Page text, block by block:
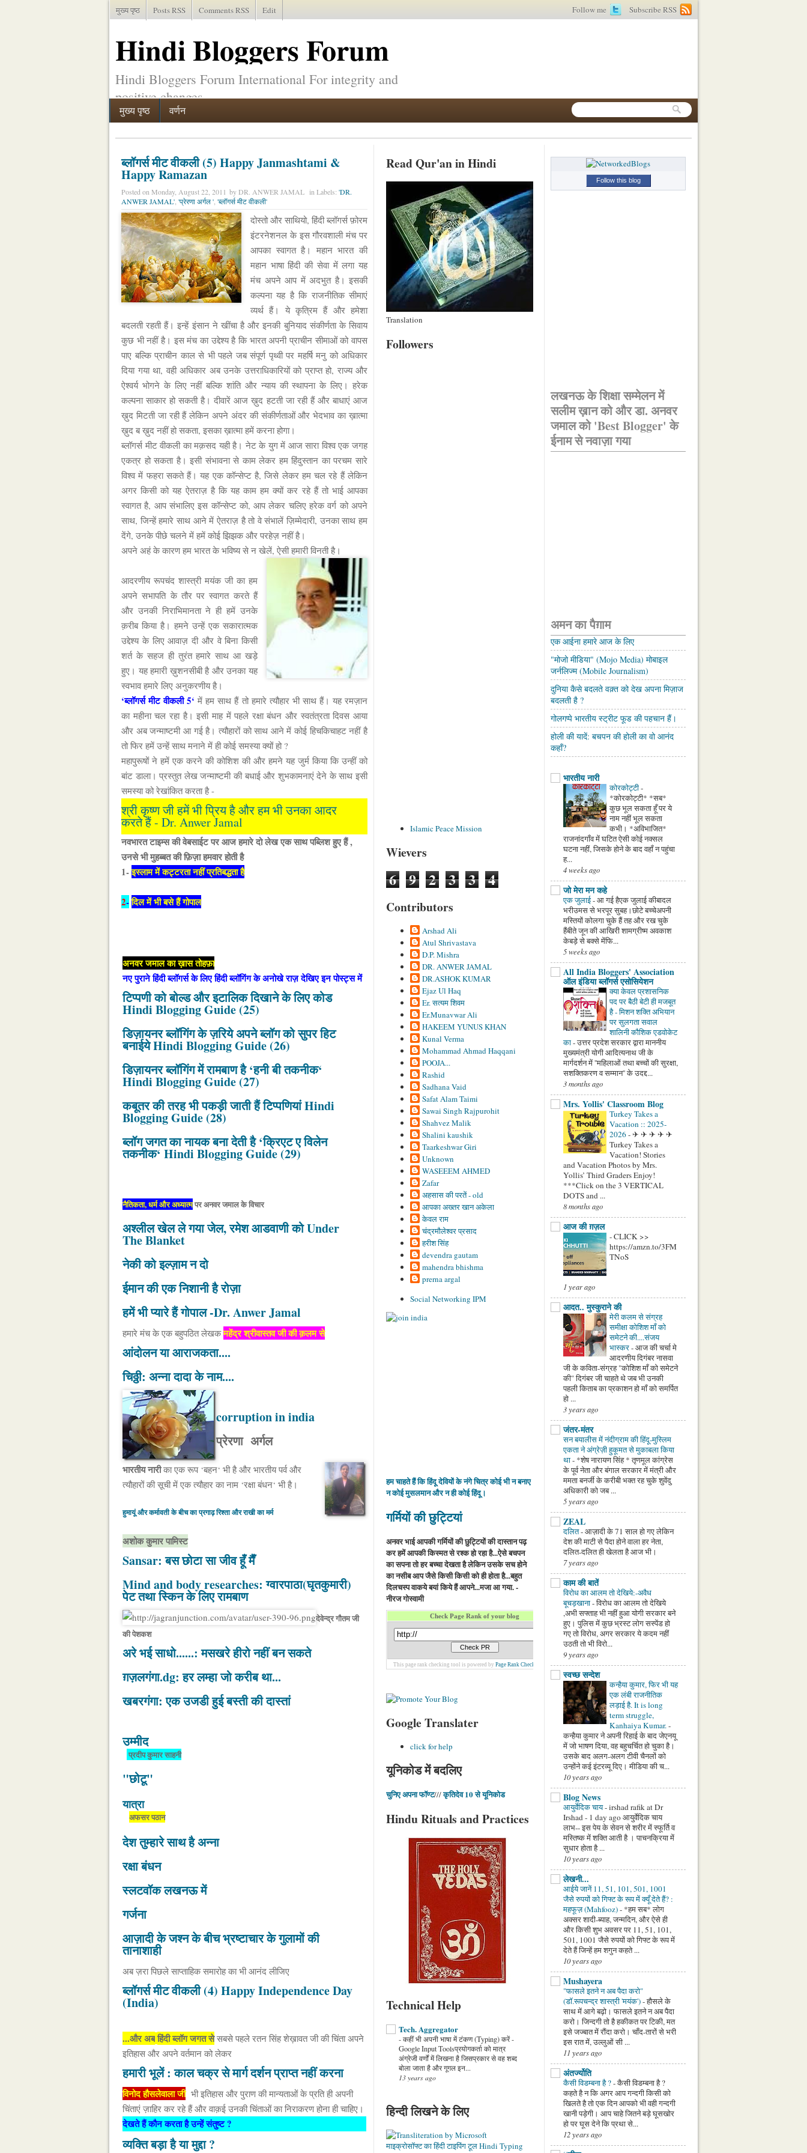
मुख्य पृष्ठ Posts RSS Comments RSS Edit Follow me Subscribe RSS
Hindi Bloggers Forum
International
Hindi Bloggers Forum International For integrity and
positive changes.
मुख्य पृष्ठ वर्णन
ब्लॉगर्स मीट वीकली (5) Happy Janmashtami &
Happy Ramazan
Posted on Monday, August 22, 2011 by DR. ANWER JAMAL in Labels: 'DR.
ANWER JAMAL' 'प्रेरणा अर्गल ' 'ब्लॉगर्स मीट वीकली'
दोस्तो और साथियो, हिंदी ब्लॉगर्स फ़ोरम
इंटरनेशनल के इस गौरवशाली मंच पर
आपका स्वागत है। महान भारत की
महान भाषा हिंदी की सेवा में लगा यह
मंच अपने आप में अदभुत है। इसकी
कल्पना यह है कि राजनीतिक सीमाएं
व्यर्थ हैं। ये कृत्रिम हैं और हमेशा
बदलती रहती हैं। इन्हें इंसान ने खींचा है और इनकी बुनियाद संकीर्णता के सिवाय
कुछ भी नहीं है। इस मंच का उद्देश्य है कि भारत अपनी प्राचीन सीमाओं को वापस
पाए बल्कि प्राचीन काल से भी पहले जब संपूर्ण पृथ्वी पर महर्षि मनु को अधिकार
दिया गया था, वही अधिकार अब उनके उत्तराधिकारियों को प्राप्त हो, राज्य और
ऐश्वर्य भोगने के लिए नहीं बल्कि शांति और न्याय की स्थापना के लिए। हरेक
कल्पना साकार हो सकती है। दीवारें आज ख़ुद हटती जा रही हैं और बाधाएं आज
ख़ुद मिटती जा रही हैं लेकिन अपने अंदर की संकीर्णताओं और भेदभाव का ख़ात्मा
ख़ुद ब ख़ुद नहीं हो सकता, इसका ख़ात्मा हमें करना होगा।
ब्लॉगर्स मीट वीकली का मक़सद यही है। नेट के युग में आज सारा विश्व एक जगह
एकत्र हो सकता है। इसी संभावना से काम लेकर हम हिंदुस्तान का परचम सारे
विश्व में फहरा सकते हैं। यह एक कॉन्सेप्ट है, जिसे लेकर हम चल रहे हैं लेकिन
अगर किसी को यह ऐतराज़ है कि यह काम हम क्यों कर रहे हैं तो भाई आपका
स्वागत है, आप संभालिए इस कॉन्सेप्ट को, आप लेकर चलिए हरेक वर्ग को अपने
साथ, जिन्हें हमारे साथ आने में ऐतराज़ है तो वे संभालें ज़िम्मेदारी, उनका साथ हम
देंगे, उनके पीछे चलने में हमें कोई झिझक और परहेज़ नहीं है।
अपने अहं के कारण हम भारत के भविष्य से न खेलें, ऐसी हमारी विनती है।
आदरणीय रूपचंद शास्त्री मयंक जी का हम
अपने सभापति के तौर पर स्वागत करते हैं
और उनकी निराभिमानता ने ही हमें उनके
क़रीब किया है। हमने उन्हें एक सकारात्मक
उद्देश्य के लिए आवाज़ दी और वे बिना किसी
शर्त के सहज ही तुरंत हमारे साथ आ खड़े
हुए। यह हमारी ख़ुशनसीबी है और उनका यह
स्वभाव हमारे लिए अनुकरणीय है।
‘ब्लॉगर्स मीट वीकली 5‘ में हम साथ हैं तो हमारे त्यौहार भी साथ हैं। यह रमज़ान
का महीना चल रहा है। इसी माह में पहले रक्षा बंधन और स्वतंत्रता दिवस आया
और अब जन्माष्टमी आ गई है। त्यौहारों को साथ आने में कोई हिचकिचाहट नहीं है
तो फिर हमें उन्हें साथ मनाने में ही कोई समस्या क्यों हो ?
महापुरूषों ने हमें एक करने की कोशिश की और हमने यह जुर्म किया कि उन्हीं को
बांट डाला। प्रस्तुत लेख जन्माष्टमी की बधाई और शुभकामनाएं देने के साथ इसी
समस्या को रेखांकित करता है -
श्री कृष्ण जी हमें भी प्रिय है और हम भी उनका आदर
करते हैं - Dr. Anwer Jamal
नवभारत टाइम्स की वेबसाईट पर आज हमारे दो लेख एक साथ पब्लिश हुए हैं ,
उनसे भी मुहब्बत की फ़िज़ा हमवार होती है
1-इस्लाम में कट्टरता नहीं प्रतिबद्धता है
2-दिल में भी बसे हैं गोपाल
अनवर जमाल का ख़ास तोहफ़ा
नए पुराने हिंदी ब्लॉगर्स के लिए हिंदी ब्लॉगिंग के अनोखे राज़ देखिए इन पोस्ट्स में
टिप्पणी को बोल्ड और इटालिक दिखाने के लिए कोड
Hindi Blogging Guide (25)
डिज़ायनर ब्लॉगिंग के ज़रिये अपने ब्लॉग को सुपर हिट
बनाईये Hindi Blogging Guide (26)
डिज़ायनर ब्लॉगिंग में रामबाण है ‘हनी बी तकनीक‘
Hindi Blogging Guide (27)
कबूतर की तरह भी पकड़ी जाती हैं टिप्पणियां Hindi
Blogging Guide (28)
ब्लॉग जगत का नायक बना देती है ‘क्रिएट ए विलेन
तकनीक‘ Hindi Blogging Guide (29)
नैतिकता, धर्म और अध्यात्मपर अनवर जमाल के विचार
अश्लील खेल ले गया जेल, रमेश आडवाणी को Under
The Blanket
नेकी को इल्ज़ाम न दो
ईमान की एक निशानी है रोज़ा
हमें भी प्यारे हैं गोपाल -Dr. Anwer Jamal
हमारे मंच के एक बहुपठित लेखकमहेंद्र श्रीवास्तव जी की क़लम से
आंदोलन या आराजकता....
चिठ्ठी: अन्ना दादा के नाम....
corruption in india
प्रेरणा अर्गल
भारतीय नारीका एक रूप ‘बहन‘ भी है और भारतीय पर्व और
त्यौहारों की सूची में एक त्यौहार का नाम ‘रक्षा बंधन‘ भी है।
हुमायूं और कर्मावती के बीच का प्रगाढ़ रिश्ता और राखी का मर्म
अशोक कुमार पामिस्ट
Sansar: बस छोटा सा जीव हूँ मैँ
Mind and body researches: ग्वारपाठा(घृतकुमारी)
पेट तथा स्किन के लिए रामबाण
देवेन्द्र गौतम जी
की पेशकश
अरे भई साधो......: मसखरे हीरो नहीं बन सकते
ग़ज़लगंगा.dg: हर लम्हा जो करीब था...
खबरगंगा: एक उजडी हुई बस्ती की दास्तां
उम्मीद
प्रदीप कुमार साहनी
"छोटू"
यात्रा
अफसर पठान
देश तुम्हारे साथ है अन्ना
रक्षा बंधन
स्लटवॉक लखनऊ में
गर्जना
आज़ादी के जश्न के बीच भ्रष्टाचार के गुलामों की
तानाशाही
अब ज़रा पिछले साप्ताहिक समारोह का भी आनंद लीजिए
ब्लॉगर्स मीट वीकली (4) Happy Independence Day
(India)
...और अबहिंदी ब्लॉग जगत सेसबसे पहले रतन सिंह शेख़ावत जी की चिंता अपने
इतिहास और अपने वर्तमान को लेकर
हमारी भूलें : काल चक्र से मार्ग दर्शन प्राप्त नहीं करना
विनोद हौसलेवाला जीभी इतिहास और पुराण की मान्यताओं के प्रति ही अपनी
चिंताएं ज़ाहिर कर रहे हैं और वाक़ई उनकी चिंताओं का निराकरण होना ही चाहिए।
देखते हैं कौन करता है उन्हें संतुष्ट ?
व्यक्ति बड़ा है या मुद्दा ?
Read Qur'an in Hindi
Translation
Followers
Islamic Peace Mission
Wievers
6 9 2 3 3 4
Contributors
Arshad Ali
Atul Shrivastava
D.P. Mishra
DR. ANWER JAMAL
DR.ASHOK KUMAR
Ejaz Ul Haq
Er. सत्यम शिवम
Er.Munavwar Ali
HAKEEM YUNUS KHAN
Kunal Verma
Mohammad Ahmad Haqqani
POOJA...
Rashid
Sadhana Vaid
Safat Alam Taimi
Sawai Singh Rajpurohit
Shahvez Malik
Shalini kaushik
Taarkeshwar Giri
Unknown
WASEEEM AHMED
Zafar
अहसास की परतें - old
आपका अख्तर खान अकेला
केवल राम
चंद्रमौलेश्वर प्रसाद
हरीश सिंह
devendra gautam
mahendra bhishma
prerna argal
Social Networking IPM
हम चाहते हैं कि हिंदू देवियों के नंगे चित्र कोई भी न बनाए
न कोई मुसलमान और न ही कोई हिंदू।
गर्मियों की छुट्टियां
अनवर भाई आपकी गर्मियों की छुट्टियों की दास्तान पढ़
कर हमें आपकी किस्मत से रश्क हो रहा है...ऐसे बचपन
का सपना तो हर बच्चा देखता है लेकिन उसके सच होने
का नसीब आप जैसे किसी किसी को ही होता है...बहुत
दिलचस्प वाकये बयां किये हैं आपने...मजा आ गया. -
नीरज गोस्वामी
Check Page Rank of your blog
This page rank checking tool is powered by Page Rank Checker service
Google Translater
click for help
यूनिकोड में बदलिए
चुनिए अपना फॉण्ट///कृतिदेव 10 से यूनिकोड
Hindu Rituals and Practices
Technical Help
Tech. Aggregator
-कहीं भी अपनी भाषा में टंकण (Typing) करें -
Google Input Toolsप्रयोगकर्ता को मात्र
अंग्रेजी वर्णों में लिखना है जिसप्रकार से वह शब्द
बोला जाता है और गूगल इन...
13 years ago
हिन्दी लिखने के लिए
माइक्रोसॉफ्ट का हिंदी टाइपिंग टूल Hindi Typing
Follow this blog
लखनऊ के शिक्षा सम्मेलन में
सलीम ख़ान को और डा. अनवर
जमाल को 'Best Blogger' के
ईनाम से नवाज़ा गया
अमन का पैग़ाम
एक आईना हमारे आज के लिए
"मोजो मीडिया" (Mojo Media) मोबाइल
जर्नलिज्म (Mobile Journalism)
दुनिया कैसे बदलते वक़्त को देख अपना मिज़ाज
बदलती है ?
गोलगप्पे भारतीय स्ट्रीट फूड की पहचान हैं।
होली की यादें: बचपन की होली का वो आनंद
कहाँ?
भारतीय नारी
कोरकोट्टी-
*कोरकोट्टी* *सब*
कुछ भूल सकता हूँ पर ये
नाम नहीं भूल सकता
कभी। *अविभाजित*
राजनांदगाँव में घटित ऐसी कोई नक्सल
घटना नहीं, जिसके होने के बाद वहाँ न पहुंचा
ह...
4 weeks ago
जो मेरा मन कहे
एक जुलाई-आ गई हैएक जुलाई कीबादल
भरीउमस से भरपूर सुबह।छोटे बच्चेअपनी
मस्तियों कोलगा चुके हैं तह और रख चुके
हैंबीते जून की आखिरी शामग्रीष्म अवकाश
केबड़े से बक्से मेंफि...
5 weeks ago
All India Bloggers' Association
ऑल इंडिया ब्लॉगर्स एसोसियेशन
क्या केवल प्रशासनिक
पद पर बैठी बेटी ही मजबूत
है - मिशन शक्ति अभियान
पर सुलगता सवाल
शालिनी कौशिक एडवोकेट
का-उत्तर प्रदेश सरकार द्वारा माननीय
मुख्यमंत्री योगी आदित्यनाथ जी के
मार्गदर्शन में ''महिलाओं तथा बच्चों की सुरक्षा,
सशक्तिकरण व सम्मान'' के उदद्द...
3 months ago
Mrs. Yollis' Classroom Blog
Turkey Takes a
Vacation :: 2025-
2026- ✈ ✈ ✈ ✈ ✈
Turkey Takes a
Vacation! Stories
and Vacation Photos by Mrs.
Yollis’ Third Graders Enjoy!
***Click on the 3 VERTICAL
DOTS and ...
8 months ago
आज की ग़ज़ल
-CLICK >>
https://amzn.to/3FM
TNoS
1 year ago
आदत.. मुस्कुराने की
मेरी कलम से संग्रह
समीक्षा कोशिश माँ को
समेटने की....संजय
भास्कर-आज की चर्चा मे
आदरणीय दिगंबर नासवा
जी के कविता-संग्रह "कोशिश माँ को समेटने
की" दिगंबर जी चाहते थे जब भी उनकी
पहली किताब का प्रकाशन हो माँ को समर्पित
हो ...
3 years ago
जंतर-मंतर
सन बयालीस में नंदीग्राम की हिंदू-मुस्लिम
एकता ने अंग्रेज़ी हुकूमत से मुकाबला किया
था- *शेष नारायण सिंह * तृणमूल कांग्रेस
के पूर्व नेता और बंगाल सरकार में मंत्री और
ममता बनर्जी के करीबी भक्त रह चुके शुवेंदु
अधिकारी को जब ...
5 years ago
ZEAL
दलित-आज़ादी के 71 साल हो गए लेकिन
देश की माटी से पैदा होने वाला हर नेता,
दलित-दलित ही खेलता है आज भी।
7 years ago
काम की बातें
विरोध का आलम तो देखिये:-अवैध
बूचड़खाना-विरोध का आलम तो देखिये
,अभी सफ्ताह भी नहीं हुआ योगी सरकार बने
हुए। पुलिस में कुछ भ्रस्ट लोग सस्पेंड हो
गए तो विरोध, अगर सरकार ये कदम नहीं
उठती तो भी विरो...
9 years ago
स्वच्छ सन्देश
कन्हैया कुमार, फिर भी यह
एक लंबी राजनीतिक
लड़ाई है. It is long
term struggle,
Kanhaiya Kumar.-
कन्हैया कुमार ने अपनी रिहाई के बाद जेएनयू
में जो भाषण दिया, वह बहुचर्चित हो चुका है।
उसके बाद अलग-अलग टीवी चैनलों को
उन्होंने कई इंटरव्यू दिए। मीडिया की च...
10 years ago
Blog News
आयुर्वेदिक चाय-irshad rafik at Dr
Irshad - 1 day ago आयुर्वेदिक चाय
लाभ-- इस पेय के सेवन से शरीर में स्फूर्ति व
मस्तिष्क में शक्ति आती है । पाचनक्रिया में
सुधार होता है ...
10 years ago
लेखनी...
आईये जानें 11, 51, 101, 501, 1001
जैसे रुपयों को गिफ्ट के रूप में क्यूँ देते हैं? :
महफूज़ (Mahfooz)- *हम सब* लोग
अक्सर शादी-ब्याह, जन्मदिन, और ऐसे ही
और किसी शुभ अवसर पर 11, 51, 101,
501, 1001 जैसे रुपयों को गिफ्ट के रूप में
देते हैं जिन्हें हम शगुन कहते ...
10 years ago
Mushayera
"फासले इतने न अब पैदा करो"
(डॉ.रूपचन्द्र शास्त्री 'मयंक')-हौसले के
साथ में आगे बढ़ो। फासले इतने न अब पैदा
करो। जिन्दगी तो है हकीकत पर टिकी, मत
इसे जज्बात में रौंदा करो। चाँद-तारों से भरी
इस रात में, उल्लुओं सी ...
11 years ago
अंतर्ज्योति
कैसी विडम्बना है ?-कैसी विडम्बना है ?
कहते है न कि अगर आप गन्दगी किसी को
खिलते है तो एक दिन आपको भी वही गन्दगी
खानी पड़ेगी। आप चाहे जितने बड़े घूसखोर
हो पर घूस देने कि प्रथा से...
12 years ago